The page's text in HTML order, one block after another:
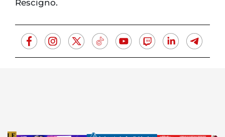
Rescigno.